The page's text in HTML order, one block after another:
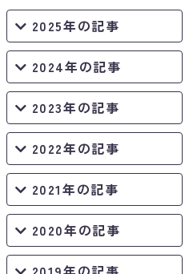
2025年の記事
2024年の記事
2023年の記事
2022年の記事
2021年の記事
2020年の記事